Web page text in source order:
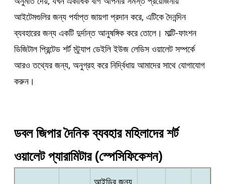
আইটেমগুলির জন্য পর্যাপ্ত জায়গা প্রদান করে, এটিকে দৈনন্দিন
ব্যবহারের জন্য একটি দুর্দান্ত আনুষঙ্গিক করে তোলে। মাল্টি-ফাংশন
ডিজিটাল প্রিন্টেড শর্ট স্ট্র্যাপ ডেইলি ইউজ লেডিস ওয়ালেট সম্পর্কে
আরও তথ্যের জন্য, অনুগ্রহ করে নির্দ্বিধায় আমাদের সাথে যোগাযোগ
করুন।
ডবল জিপার দৈনিক ব্যবহার মহিলাদের শর্ট
ওয়ালেট প্যারামিটার (স্পেসিফিকেশন)
আইডির জন্য